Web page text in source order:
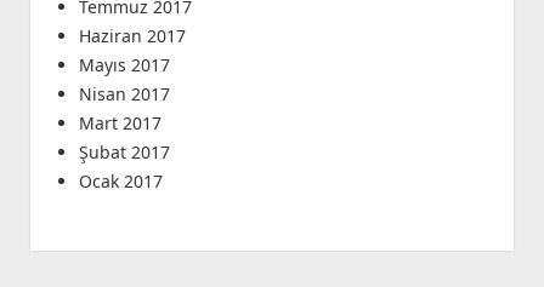
Temmuz 2017
Haziran 2017
Mayıs 2017
Nisan 2017
Mart 2017
Şubat 2017
Ocak 2017